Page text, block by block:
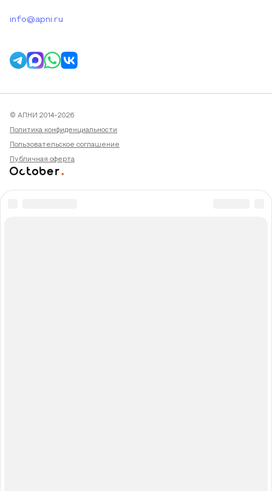
info@apni.ru
© АПНИ 2014-2026
Политика конфиденциальности
Пользовательское соглашение
Публичная оферта